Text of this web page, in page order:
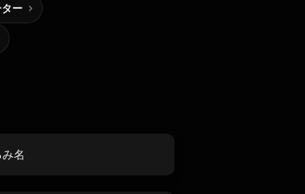
ー
名